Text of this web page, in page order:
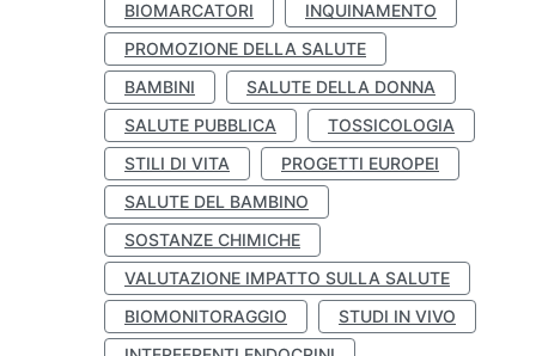
BIOMARCATORI
INQUINAMENTO
PROMOZIONE DELLA SALUTE
BAMBINI
SALUTE DELLA DONNA
SALUTE PUBBLICA
TOSSICOLOGIA
STILI DI VITA
PROGETTI EUROPEI
SALUTE DEL BAMBINO
SOSTANZE CHIMICHE
VALUTAZIONE IMPATTO SULLA SALUTE
BIOMONITORAGGIO
STUDI IN VIVO